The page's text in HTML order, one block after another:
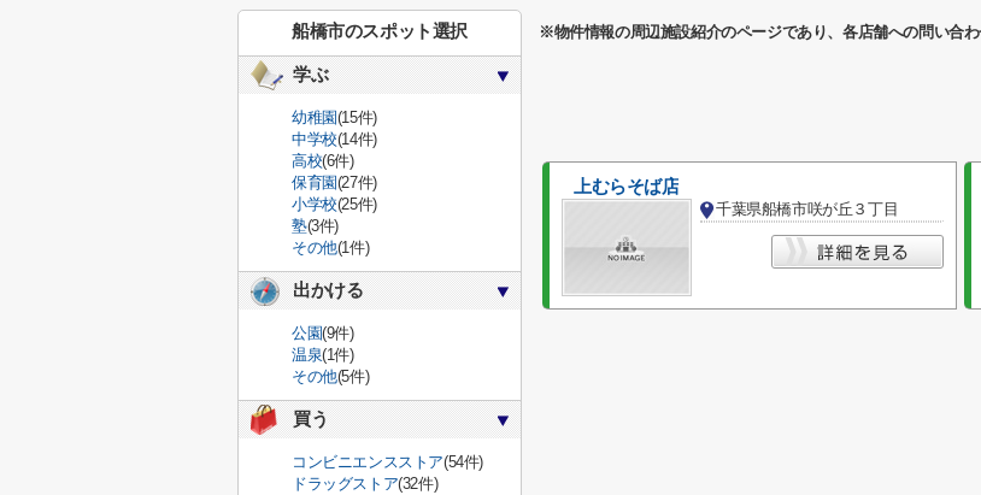
※物件情報の周辺施設紹介のページであり、各店舗への問い合わ
上むらそば店
千葉県船橋市咲が丘３丁目
船橋市のスポット選択
学ぶ
幼稚園(15件)
中学校(14件)
高校(6件)
保育園(27件)
小学校(25件)
塾(3件)
その他(1件)
出かける
公園(9件)
温泉(1件)
その他(5件)
買う
コンビニエンスストア(54件)
ドラッグストア(32件)